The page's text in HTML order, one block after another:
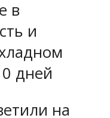
в
и
дней
на